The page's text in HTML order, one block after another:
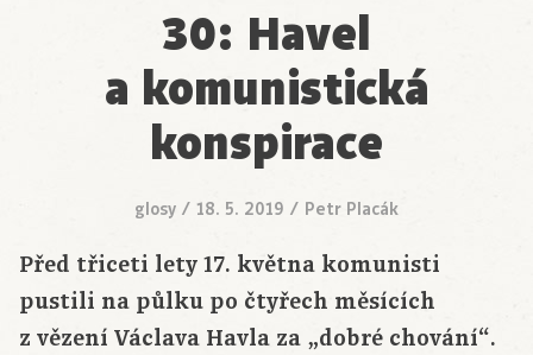
30: Havel
a komunistická
konspirace
glosy / 18. 5. 2019 / Petr Placák
Před třiceti lety 17. května komunisti
pustili na půlku po čtyřech měsících
z vězení Václava Havla za „dobré chování“.